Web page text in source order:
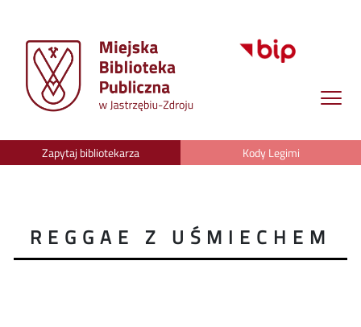
Zapytaj bibliotekarza Kody Legimi
REGGAE Z UŚMIECHEM